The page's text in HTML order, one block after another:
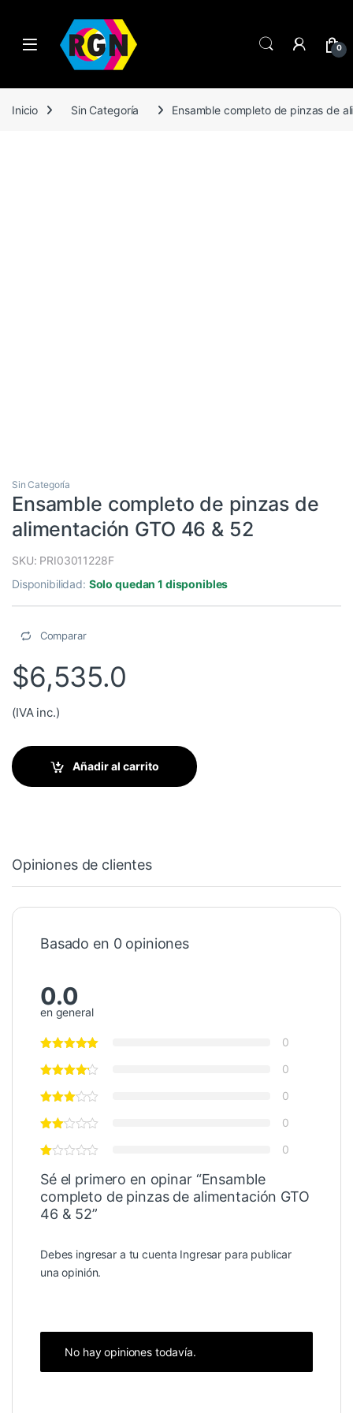
Open 0
Inicio Sin Categoría Ensamble completo de pinzas de
Sin Categoría
Ensamble completo de pinzas de
alimentación GTO 46 & 52
SKU: PRI03011228F
Disponibilidad: Solo quedan 1 disponibles
Comparar
$6,535.0
(IVA inc.)
Añadir al carrito
Opiniones de clientes
Basado en 0 opiniones
0.0
en general
0
0
0
0
0
Sé el primero en opinar “Ensamble
completo de pinzas de alimentación GTO
46 & 52”
Debes ingresar a tu cuenta Ingresar para publicar
una opinión.
No hay opiniones todavía.